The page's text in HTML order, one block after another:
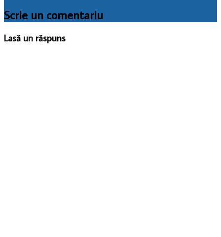
Scrie un comentariu
Lasă un răspuns